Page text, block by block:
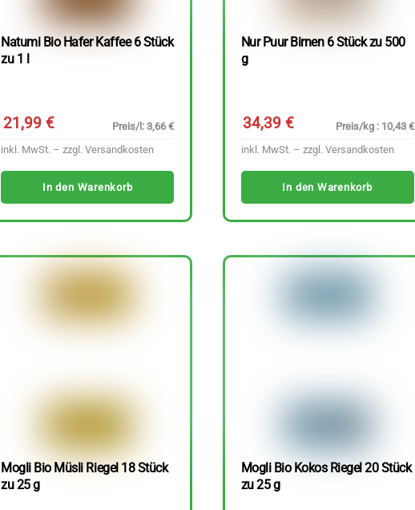
Natumi Bio Hafer Kaffee 6 Stück
zu 1 l
21,99 €
Preis/l: 3,66 €
inkl. MwSt. – zzgl.Versandkosten
In den Warenkorb
Nur Puur Birnen 6 Stück zu 500
g
34,39 €
Preis/kg : 10,43 €
inkl. MwSt. – zzgl. Versandkosten
In den Warenkorb
Mogli Bio Müsli Riegel 18 Stück
zu 25 g
Mogli Bio Kokos Riegel 20 Stück
zu 25 g